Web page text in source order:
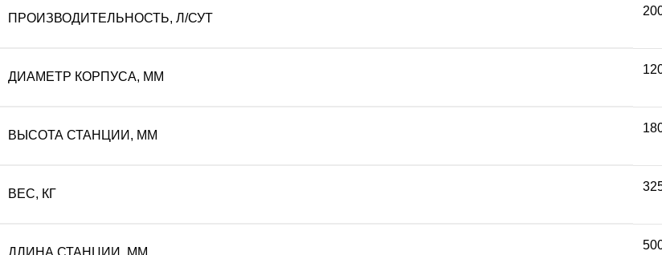
ПРОИЗВОДИТЕЛЬНОСТЬ, Л/СУТ
ДИАМЕТР КОРПУСА, ММ
ВЫСОТА СТАНЦИИ, ММ
ВЕС, КГ
ДЛИНА СТАНЦИИ, ММ